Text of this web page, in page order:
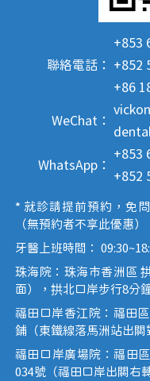
聯絡電話：
+853
+852
+86
WeChat：
WhatsApp：
+853
+852
* 就診請提前預約，免
（無預約者不享此優惠）
牙醫上班時間：
珠海院：珠海市香洲區
面），拱北口岸步行8分
福田口岸香江院：福田
鋪（東鐵線落馬洲站出關
福田口岸廣場院：福田
034號（福田口岸出關右